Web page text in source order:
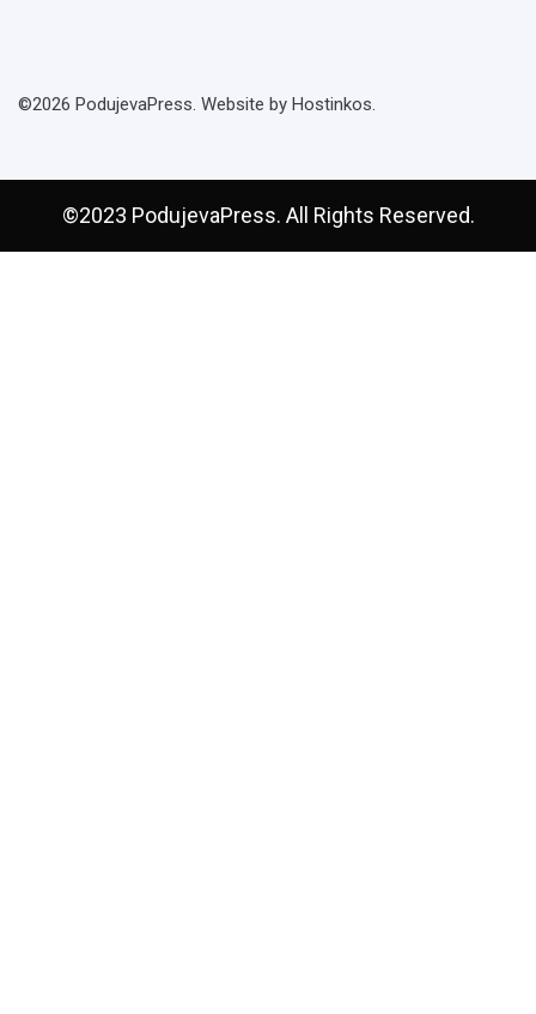
©2026 PodujevaPress. Website by Hostinkos.
©2023 PodujevaPress. All Rights Reserved.